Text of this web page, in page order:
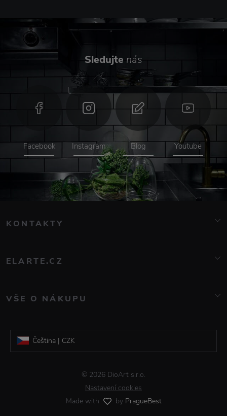
Sledujte nás
Facebook Instagram Blog Youtube
KONTAKTY
776 081 000
ELARTE.CZ
Kontakt
Galerie DioArt
VŠE O NÁKUPU
Reklamace a vrácení zboží
Obchodní podmínky
Čeština | CZK
© 2026 DioArt s.r.o.
Nastavení cookies
Made with
by PragueBest